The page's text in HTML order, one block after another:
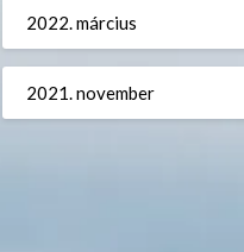
2022. március
2021. november